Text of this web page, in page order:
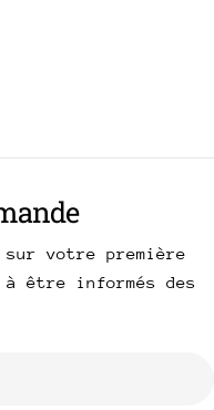
sur votre première
à être informés des